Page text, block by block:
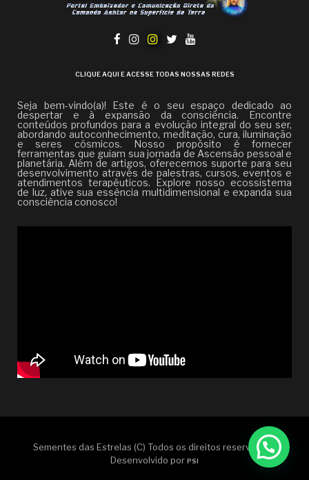
CLIQUE AQUI E ACESSE TODAS NOSSAS REDES
Seja bem-vindo(a)! Este é o seu espaço dedicado ao
despertar e à expansão da consciência. Encontre
conteúdos profundos para a evolução integral do seu ser,
abordando autoconhecimento, meditação, cura, iluminação
e seres cósmicos. Nosso propósito é fornecer
ferramentas que guiam sua jornada de Ascensão pessoal e
planetária. Além de artigos, oferecemos suporte para seu
desenvolvimento através de palestras, cursos, eventos e
atendimentos terapêuticos. Explore nosso ecossistema
de luz, ative sua essência multidimensional e expanda sua
consciência conosco!
Sementes das Estrelas (C) Todos os direitos reservados |
Desenvolvido por PSI